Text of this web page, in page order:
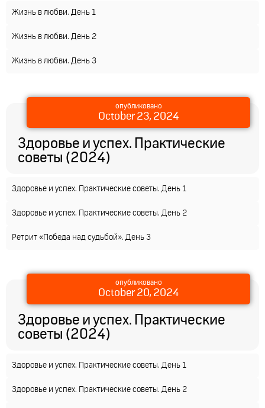
Жизнь в любви. День 1
Жизнь в любви. День 2
Жизнь в любви. День 3
опубликовано
October 23, 2024
Здоровье и успех. Практические
советы (2024)
Здоровье и успех. Практические советы. День 1
Здоровье и успех. Практические советы. День 2
Ретрит «Победа над судьбой». День 3
опубликовано
October 20, 2024
Здоровье и успех. Практические
советы (2024)
Здоровье и успех. Практические советы. День 1
Здоровье и успех. Практические советы. День 2